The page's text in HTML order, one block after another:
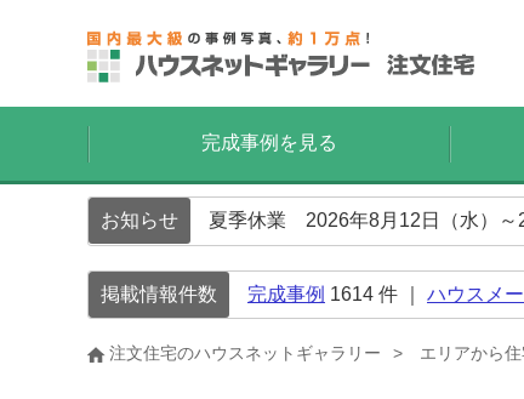
完成事例を見る
お知らせ 夏季休業 2026年8月12日（水）
掲載情報件数 完成事例 1614 件 ｜ ハウスメ
注文住宅のハウスネットギャラリー エリアから